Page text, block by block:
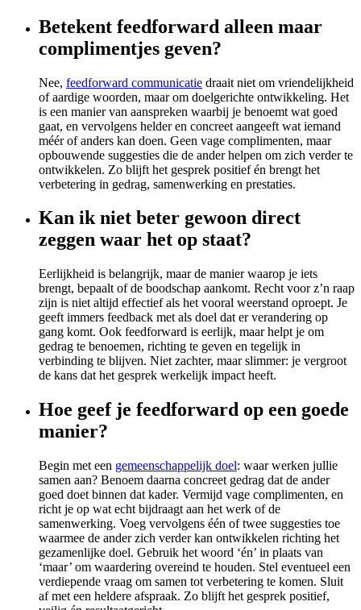
Betekent feedforward alleen maar
complimentjes geven?
Nee, feedforward communicatie draait niet om vriendelijkheid
of aardige woorden, maar om doelgerichte ontwikkeling. Het
is een manier van aanspreken waarbij je benoemt wat goed
gaat, en vervolgens helder en concreet aangeeft wat iemand
méér of anders kan doen. Geen vage complimenten, maar
opbouwende suggesties die de ander helpen om zich verder te
ontwikkelen. Zo blijft het gesprek positief én brengt het
verbetering in gedrag, samenwerking en prestaties.
Kan ik niet beter gewoon direct
zeggen waar het op staat?
Eerlijkheid is belangrijk, maar de manier waarop je iets
brengt, bepaalt of de boodschap aankomt. Recht voor z’n raap
zijn is niet altijd effectief als het vooral weerstand oproept. Je
geeft immers feedback met als doel dat er verandering op
gang komt. Ook feedforward is eerlijk, maar helpt je om
gedrag te benoemen, richting te geven en tegelijk in
verbinding te blijven. Niet zachter, maar slimmer: je vergroot
de kans dat het gesprek werkelijk impact heeft.
Hoe geef je feedforward op een goede
manier?
Begin met een gemeenschappelijk doel: waar werken jullie
samen aan? Benoem daarna concreet gedrag dat de ander
goed doet binnen dat kader. Vermijd vage complimenten, en
richt je op wat echt bijdraagt aan het werk of de
samenwerking. Voeg vervolgens één of twee suggesties toe
waarmee de ander zich verder kan ontwikkelen richting het
gezamenlijke doel. Gebruik het woord ‘én’ in plaats van
‘maar’ om waardering overeind te houden. Stel eventueel een
verdiepende vraag om samen tot verbetering te komen. Sluit
af met een heldere afspraak. Zo blijft het gesprek positief,